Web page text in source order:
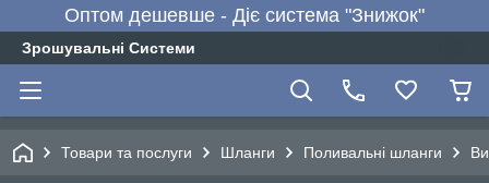
Оптом дешевше - Діє система "Знижок"
Зрошувальні Системи
Товари та послуги Шланги Поливальні шланги